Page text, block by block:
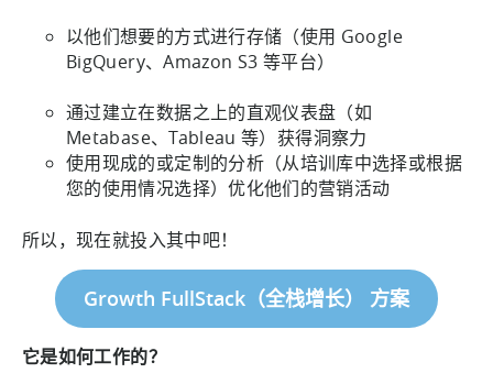
以他们想要的方式进行存储（使用 Google
BigQuery、Amazon S3 等平台）
通过建立在数据之上的直观仪表盘（如
Metabase、Tableau 等）获得洞察力
使用现成的或定制的分析（从培训库中选择或根据
您的使用情况选择）优化他们的营销活动
所以，现在就投入其中吧！
Growth FullStack（全栈增长） 方案
它是如何工作的？